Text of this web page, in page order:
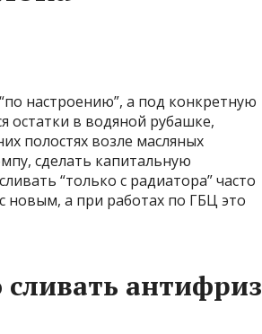
настроению”, а под конкретную
остатки в водяной рубашке,
полостях возле масляных
сделать капитальную
“только с радиатора” часто
новым, а при работах по ГБЦ это
антифриз